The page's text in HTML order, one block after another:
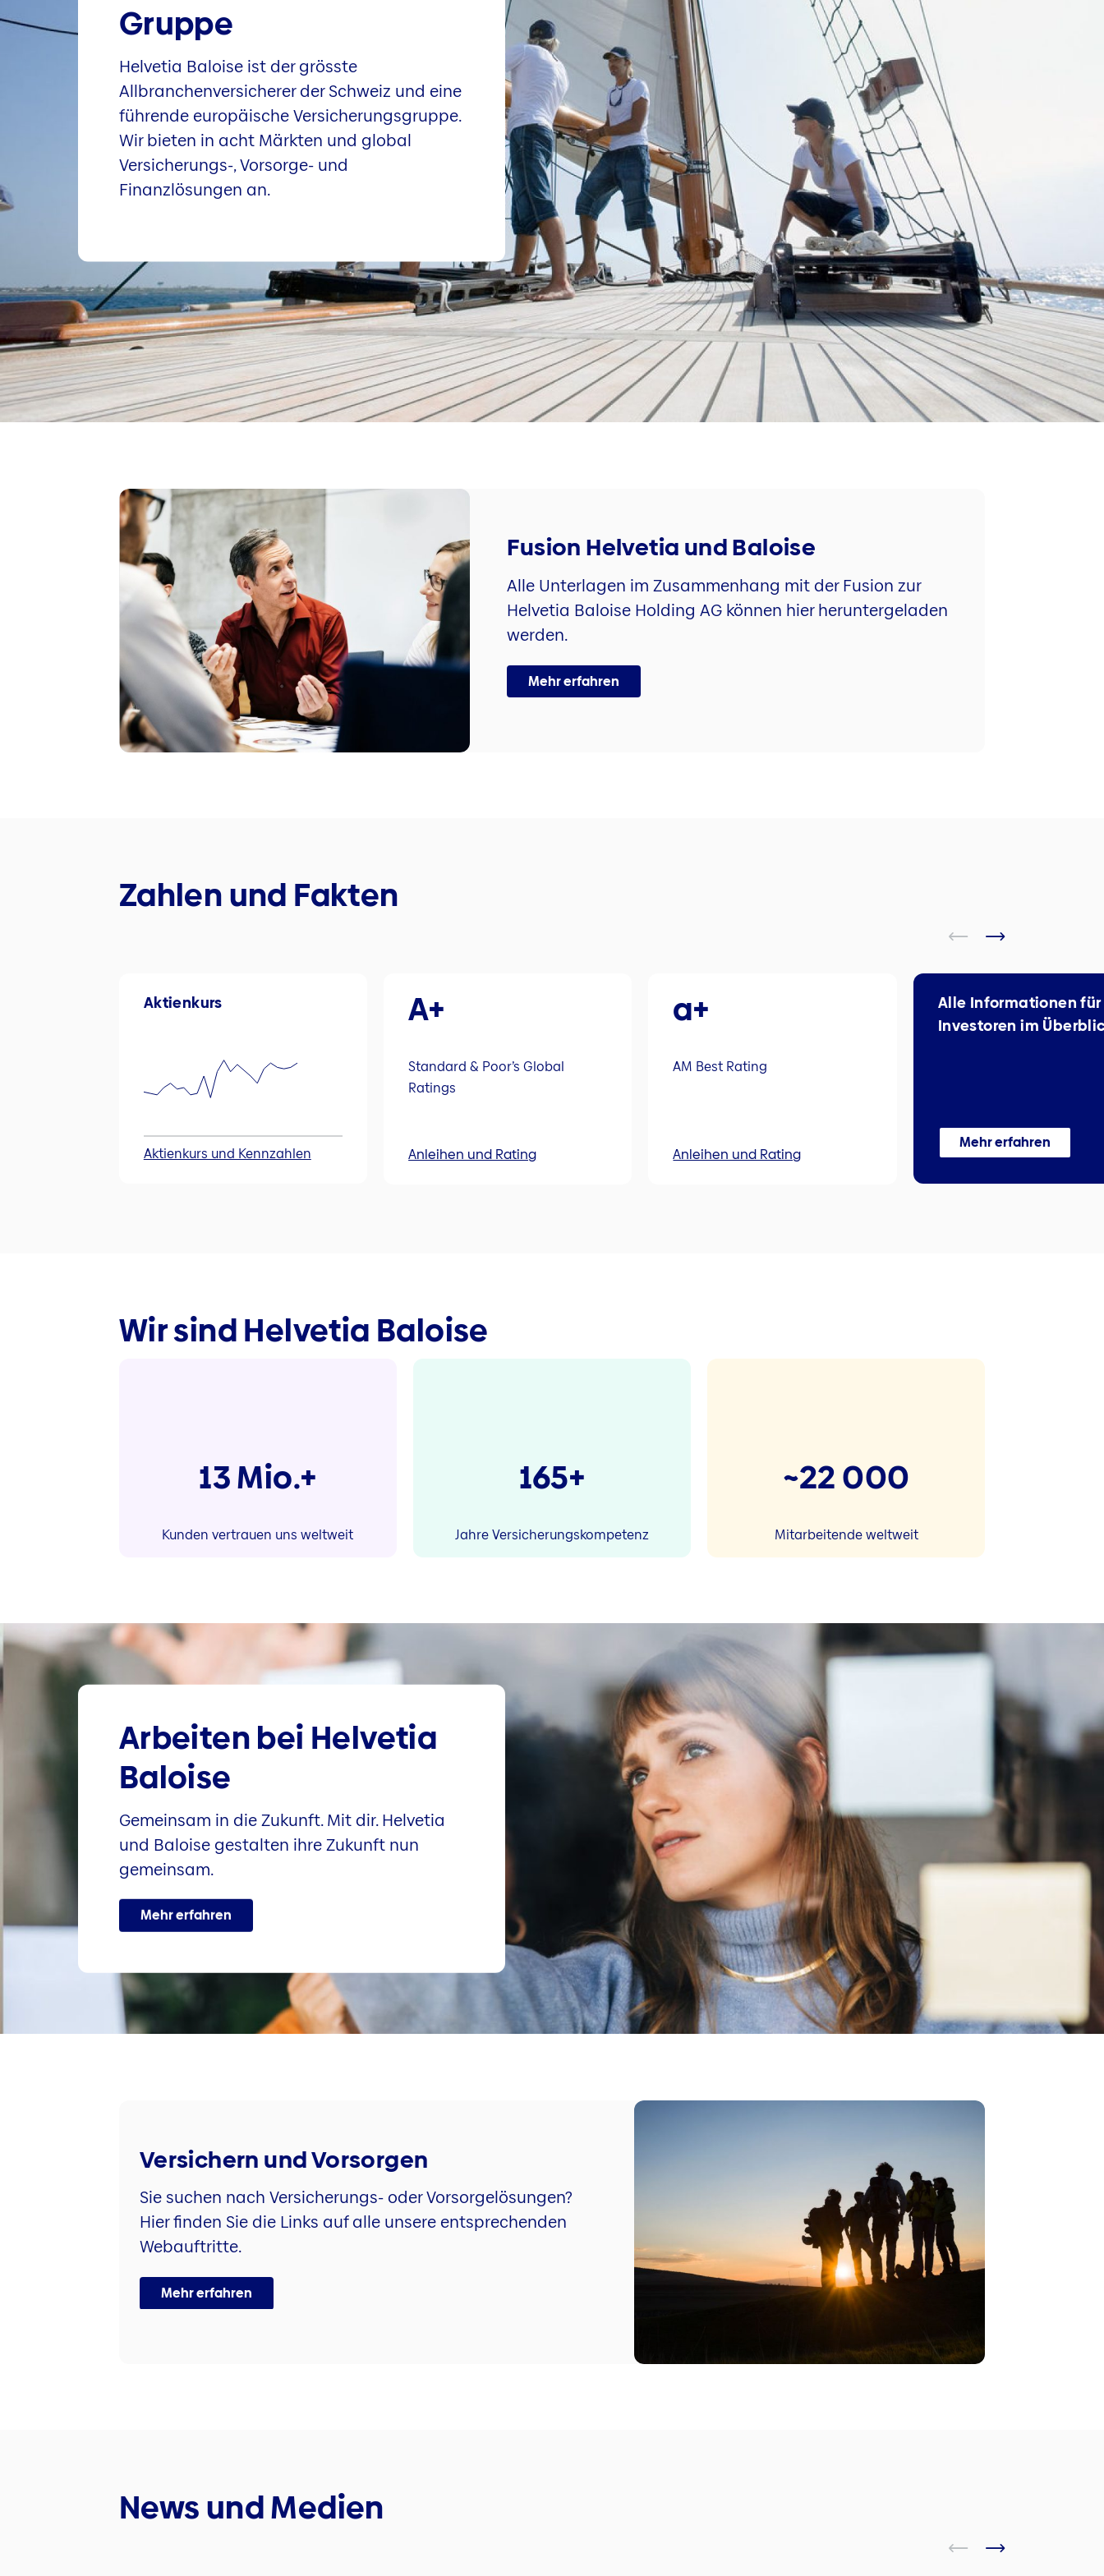
Gruppe
Helvetia Baloise ist der grösste
Allbranchenversicherer der Schweiz und eine
führende europäische Versicherungsgruppe.
Wir bieten in acht Märkten und global
Versicherungs-, Vorsorge- und
Finanzlösungen an.
Fusion Helvetia und Baloise
Alle Unterlagen im Zusammenhang mit der Fusion zur
Helvetia Baloise Holding AG können hier heruntergeladen
werden.
Mehr erfahren
Zahlen und Fakten
Aktienkurs
Aktienkurs und Kennzahlen
A+
Standard & Poor’s Global
Ratings
Anleihen und Rating
a+
AM Best Rating
Anleihen und Rating
Alle Informationen für
Investoren im
Mehr erfahren
Wir sind Helvetia Baloise
13 Mio.+
Kunden vertrauen uns weltweit
165+
Jahre Versicherungskompetenz
~22 000
Mitarbeitende weltweit
Arbeiten bei Helvetia
Baloise
Gemeinsam in die Zukunft. Mit dir. Helvetia
und Baloise gestalten ihre Zukunft nun
gemeinsam.
Mehr erfahren
Versichern und Vorsorgen
Sie suchen nach Versicherungs- oder Vorsorgelösungen?
Hier finden Sie die Links auf alle unsere entsprechenden
Webauftritte.
Mehr erfahren
News und Medien